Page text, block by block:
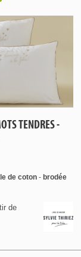
TENDRES -
de coton - brodée
de